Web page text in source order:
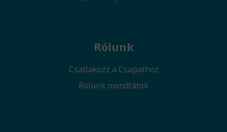
Rólunk
Csatlakozz a Csapathoz
Rólunk mondtátok